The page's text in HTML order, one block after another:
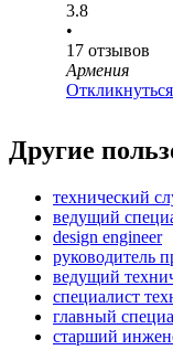
3.8
•
17 отзывов
Армения
Откликнуться
Другие
технический
ведущий
design engineer
руководитель
ведущий
специалист
главный
старший